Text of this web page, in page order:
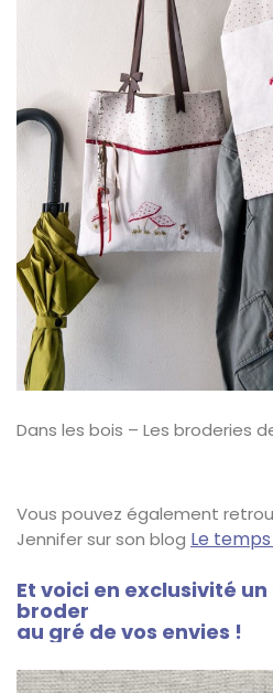
Dans les bois – Les broderies
Vous pouvez également
Jennifer sur son blog Le
Et voici en exclusivité
broder
au gré de vos envies !